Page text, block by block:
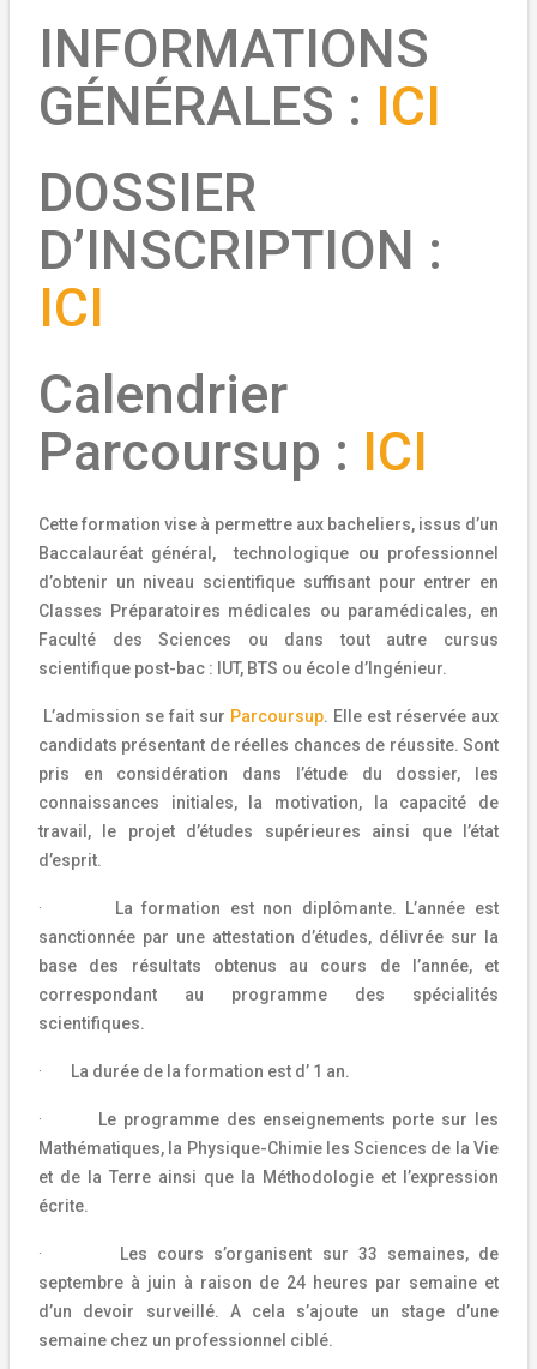
INFORMATIONS
GÉNÉRALES : ICI
DOSSIER
D’INSCRIPTION :
ICI
Calendrier
Parcoursup : ICI
Cette formation vise à permettre aux bacheliers, issus d’un
Baccalauréat général, technologique ou professionnel
d’obtenir un niveau scientifique suffisant pour entrer en
Classes Préparatoires médicales ou paramédicales, en
Faculté des Sciences ou dans tout autre cursus
scientifique post-bac : IUT, BTS ou école d’Ingénieur.
L’admission se fait sur Parcoursup. Elle est réservée aux
candidats présentant de réelles chances de réussite. Sont
pris en considération dans l’étude du dossier, les
connaissances initiales, la motivation, la capacité de
travail, le projet d’études supérieures ainsi que l’état
d’esprit.
·
La formation est non diplômante. L’année est
sanctionnée par une attestation d’études, délivrée sur la
base des résultats obtenus au cours de l’année, et
correspondant au programme des spécialités
scientifiques.
· La durée de la formation est d’ 1 an.
·
Le programme des enseignements porte sur les
Mathématiques, la Physique-Chimie les Sciences de la Vie
et de la Terre ainsi que la Méthodologie et l’expression
écrite.
·
Les cours s’organisent sur 33 semaines, de
septembre à juin à raison de 24 heures par semaine et
d’un devoir surveillé. A cela s’ajoute un stage d’une
semaine chez un professionnel ciblé.